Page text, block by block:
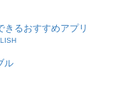
きるおすすめアプリ
ル